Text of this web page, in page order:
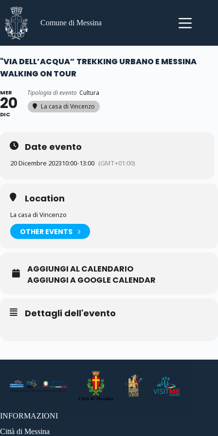
contenuto
Comune di Messina
"VIA DELL’ACQUA” TREKKING URBANO E MESSINA
WALKING ON TOUR
MER
20
DIC
Tipologia di evento Cultura
La casa di Vincenzo
Date evento
20 Dicembre 202310:00-13:00 (GMT+01:00)
Location
La casa di Vincenzo
OTHER EVENTS
AGGIUNGI AL CALENDARIO
AGGIUNGI A GOOGLE CALENDAR
Dettagli dell'evento
INFORMAZIONI
Città di Messina